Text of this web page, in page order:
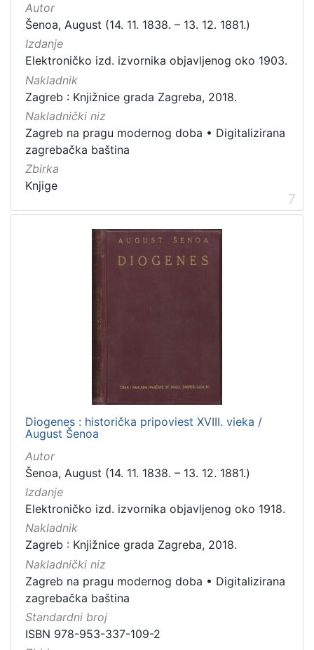
Autor
Šenoa, August (14. 11. 1838. – 13. 12. 1881.)
Izdanje
Elektroničko izd. izvornika objavljenog oko 1903.
Nakladnik
Zagreb : Knjižnice grada Zagreba, 2018.
Nakladnički niz
Zagreb na pragu modernog doba • Digitalizirana
zagrebačka baština
Zbirka
Knjige
7
Diogenes : historička pripoviest XVIII. vieka /
August Šenoa
Autor
Šenoa, August (14. 11. 1838. – 13. 12. 1881.)
Izdanje
Elektroničko izd. izvornika objavljenog oko 1918.
Nakladnik
Zagreb : Knjižnice grada Zagreba, 2018.
Nakladnički niz
Zagreb na pragu modernog doba • Digitalizirana
zagrebačka baština
Standardni broj
ISBN 978-953-337-109-2